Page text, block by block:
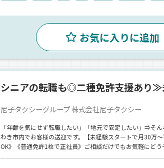
お気に入りに追加
シニアの転職も◎二種免許支援あり≫
尼子タクシーグループ 株式会社尼子タクシー
「年齢を気にせず転職したい」「地元で安定したい」⇒そ
わき市内でお客様の送迎です。【未経験スタートで月30万
OK》《普通免許1枚で正社員》ご相談だけでもお気軽にど